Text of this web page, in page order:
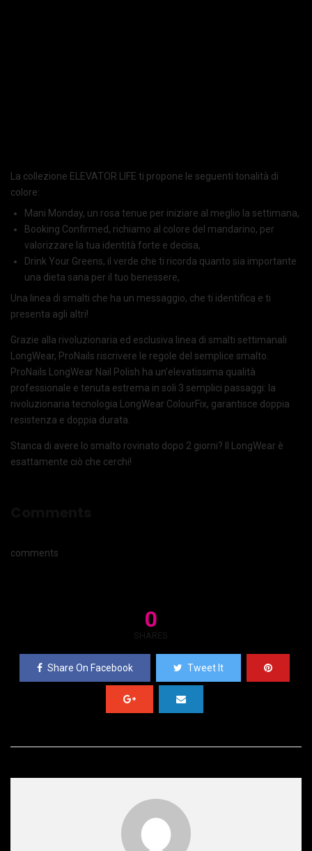
La collezione ELEVATOR LIFE ti propone le seguenti tonalità di
colore:
Mani Monday, un rosa tenue per iniziare al meglio la settimana,
Booking Confirmed, richiamo al colore del mandarino, per
valorizzare la tua identità forte e decisa,
Drink Your Greens, il verde che ti ricorda quanto sia importante
una dieta sana per il tuo benessere,
Una linea di smalti che ha un messaggio, che ti identifica e ti
presenta agli altri!
Grazie alla rivoluzionaria ed esclusiva linea di smalti settimanali
LongWear, ProNails riscrivere le regole del semplice smalto.
ProNails LongWear Nail Polish ha un’elevatissima qualità
professionale e tenuta estrema in soli 3 semplici passaggi: la
rivoluzionaria tecnologia LongWear ColourFix, garantisce doppia
resistenza e doppia durata.
Stanca di avere lo smalto rovinato dopo 2 giorni? Il LongWear è
esattamente ciò che cerchi!
comments
0
SHARES
Share On Facebook Tweet It